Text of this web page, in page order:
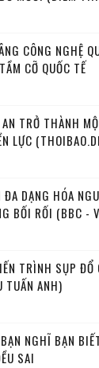
CÔNG NGHỆ
CỠ QUỐC TẾ
TRỞ THÀNH
LỰC
DẠNG HÓA
BỐI RỐI (BBC -
TRÌNH SỤP ĐỔ
TUẤN ANH)
NGHĨ BẠN
SAI